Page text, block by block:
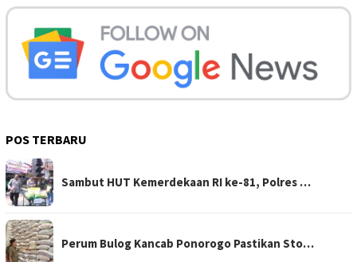
POS TERBARU
Sambut HUT Kemerdekaan RI ke-81, Polres …
Perum Bulog Kancab Ponorogo Pastikan Sto…